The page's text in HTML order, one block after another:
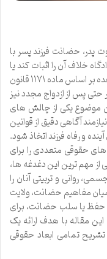
پدر، حضانت فرزند پسر با
خلاف آن را اثبات کند یا
مادر صلاحیت لازم را از دست داده باشد. این قاعده بر اساس ماده ۱۱۷۱ قانون
پس از ازدواج مجدد نیز
موضوع یکی از چالش های
آگاهی دقیق از قوانین
و رفاه فرزند اتخاذ شود.
های حقوقی متعددی را برای
از مهم ترین این دغدغه ها،
روانی و تربیتی آنان را
مفاهیم حضانت، ولایت
حفظ یا سلب حضانت، برای
مقاله با هدف ارائه یک
تمامی ابعاد حقوقی